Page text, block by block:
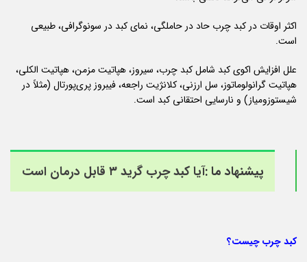
اکثر اوقات در کبد چرب حاد در حاملگی، نمای کبد در سونوگرافی، طبیعی
است.
علل افزایش اکوی کبد شامل کبد چرب، سیروز، هپاتیت مزمن، هپاتیت الکلی،
هپاتیت گرانولوماتوز،‌ سل ارزنی، کلانژیت راجعه، فیبروز پری‌پورتال (مثلاً در
شیستوزومیاز) و نارسایی احتقانی کبد است.
پیشنهاد ما :آیا کبد چرب گرید ۳ قابل درمان است
کبد چرب چیست؟